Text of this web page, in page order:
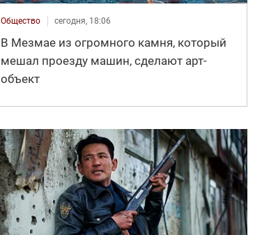
Общество сегодня, 18:06
В Мезмае из огромного камня, который
мешал проезду машин, сделают арт-
объект